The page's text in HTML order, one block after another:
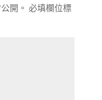
開。 必填欄位標